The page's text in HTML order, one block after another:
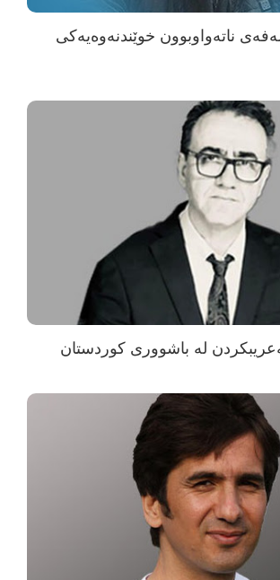
ناتەواوبوون خوێندنەوەیەکی
لە باشووری کوردستان